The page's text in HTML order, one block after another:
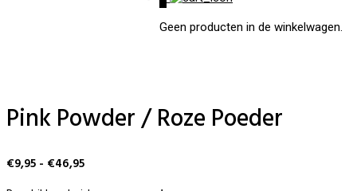
Geen producten in de winkelwagen.
Pink Powder / Roze Poeder
€9,95 - €46,95Prijsklasse: